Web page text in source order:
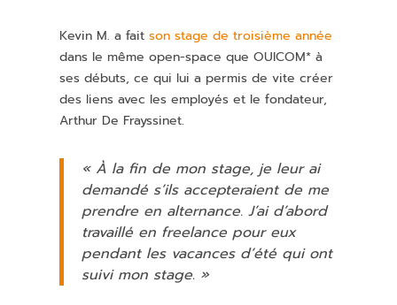
Kevin M. a faitson stage de troisième année
dans le même open-space que OUICOM* à
ses débuts, ce qui lui a permis de vite créer
des liens avec les employés et le fondateur,
Arthur De Frayssinet.
« À la fin de mon stage, je leur ai
demandé s’ils accepteraient de me
prendre en alternance. J’ai d’abord
travaillé en freelance pour eux
pendant les vacances d’été qui ont
suivi mon stage. »